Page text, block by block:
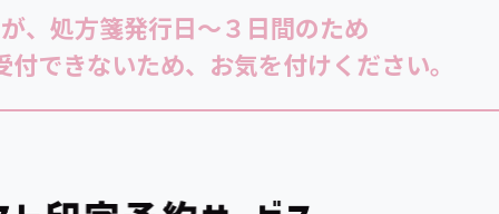
、処方箋発行日～３日間のため
できないため、お気を付けください。